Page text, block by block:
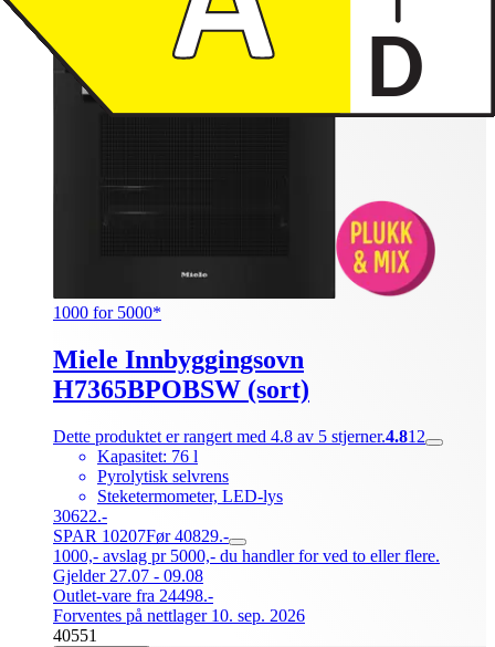
1000 for 5000*
Miele Innbyggingsovn
H7365BPOBSW (sort)
Dette produktet er rangert med 4.8 av 5 stjerner.4.812
Kapasitet: 76 l
Pyrolytisk selvrens
Steketermometer, LED-lys
30622.-
SPAR 10207Før 40829.-
1000,- avslag pr 5000,- du handler for ved to eller flere.
Gjelder 27.07 - 09.08
Outlet-vare fra 24498.-
Forventes på nettlager 10. sep. 2026
40551